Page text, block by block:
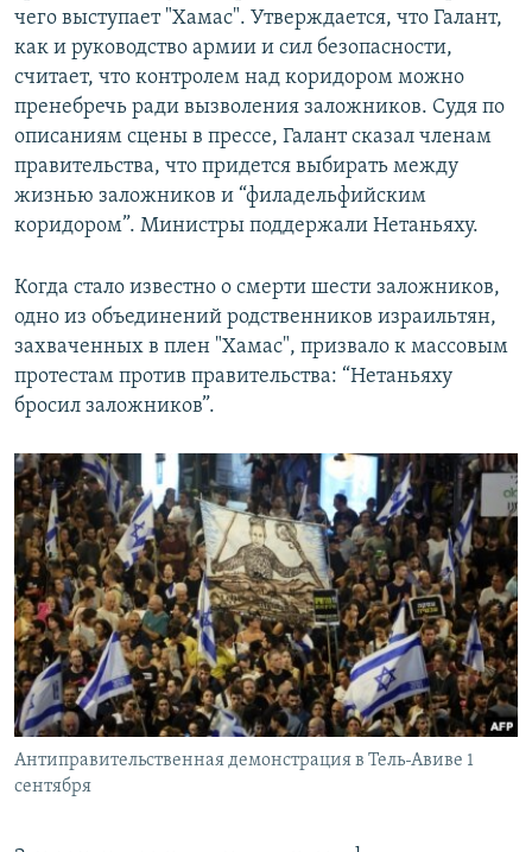
чего выступает "Хамас". Утверждается, что Галант,
как и руководство армии и сил безопасности,
считает, что контролем над коридором можно
пренебречь ради вызволения заложников. Судя по
описаниям сцены в прессе, Галант сказал членам
правительства, что придется выбирать между
жизнью заложников и “филадельфийским
коридором”. Министры поддержали Нетаньяху.
Когда стало известно о смерти шести заложников,
одно из объединений родственников израильтян,
захваченных в плен "Хамас", призвало к массовым
протестам против правительства: “Нетаньяху
бросил заложников”.
Антиправительственная демонстрация в Тель-Авиве 1
сентября